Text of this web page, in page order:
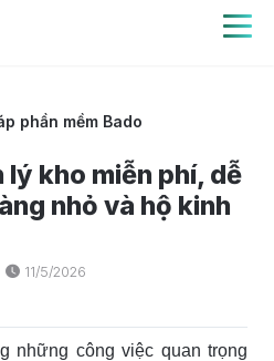
phần mềm Bado
lý kho miễn phí, dễ
nhỏ và hộ kinh
11/5/2026
những công việc quan trọng